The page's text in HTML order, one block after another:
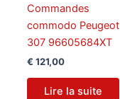
Commandes
commodo Peugeot
307 96605684XT
€ 121,00
Lire la suite